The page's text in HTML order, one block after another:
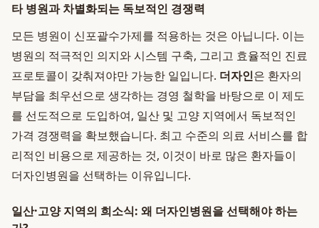
타 병원과 차별화되는 독보적인 경쟁력
모든 병원이 신포괄수가제를 적용하는 것은 아닙니다. 이는
병원의 적극적인 의지와 시스템 구축, 그리고 효율적인 진료
프로토콜이 갖춰져야만 가능한 일입니다. 더자인은 환자의
부담을 최우선으로 생각하는 경영 철학을 바탕으로 이 제도
를 선도적으로 도입하여, 일산 및 고양 지역에서 독보적인
가격 경쟁력을 확보했습니다. 최고 수준의 의료 서비스를 합
리적인 비용으로 제공하는 것, 이것이 바로 많은 환자들이
더자인병원을 선택하는 이유입니다.
일산·고양 지역의 희소식: 왜 더자인병원을 선택해야 하는